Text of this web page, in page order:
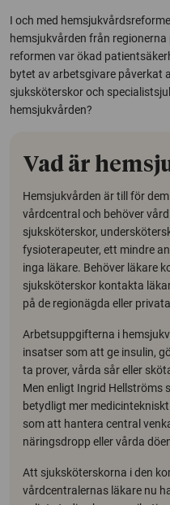
I och med
hemsjukvården från
reformen var ökad
bytet av arbetsgivare påverkat
sjuksköterskor och
hemsjukvården?
Vad är
Hemsjukvården är till för
vårdcentral och behöver
sjuksköterskor,
fysioterapeuter, ett mindre
inga läkare. Behöver läkare
sjuksköterskor kontakta
på de regionägda eller
Arbetsuppgifterna i
insatser som att ge insulin,
ta prover, vårda sår eller
Men enligt Ingrid Hellströms
betydligt mer
som att hantera central
näringsdropp eller vårda
Att sjuksköterskorna i den
vårdcentralernas läkare nu